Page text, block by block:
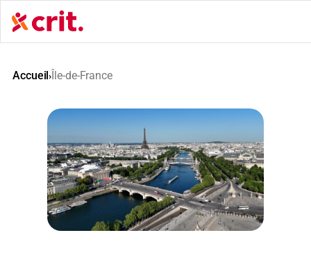
Aller
au
contenu
Accueil›Île-de-France